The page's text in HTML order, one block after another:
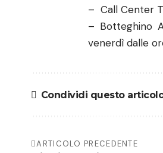
– Call Center
– Botteghino
venerdì dalle
Condividi questo
ARTICOLO PRECEDENTE